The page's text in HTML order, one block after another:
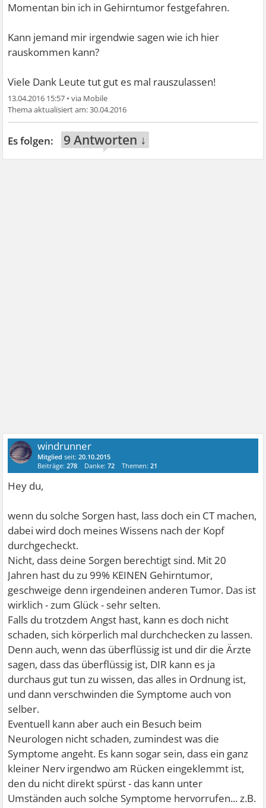
Momentan bin ich in Gehirntumor festgefahren.
Kann jemand mir irgendwie sagen wie ich hier
rauskommen kann?
Viele Dank Leute tut gut es mal rauszulassen!
13.04.2016 15:57 •
30.04.2016
9 Antworten ↓
windrunner
Mitglied seit:20.10.2015
Beiträge:278 Danke:72 Themen:21
Hey du,
wenn du solche Sorgen hast, lass doch ein CT machen,
dabei wird doch meines Wissens nach der Kopf
durchgecheckt.
Nicht, dass deine Sorgen berechtigt sind. Mit 20
Jahren hast du zu 99% KEINEN Gehirntumor,
geschweige denn irgendeinen anderen Tumor. Das ist
wirklich - zum Glück - sehr selten.
Falls du trotzdem Angst hast, kann es doch nicht
schaden, sich körperlich mal durchchecken zu lassen.
Denn auch, wenn das überflüssig ist und dir die Ärzte
sagen, dass das überflüssig ist, DIR kann es ja
durchaus gut tun zu wissen, das alles in Ordnung ist,
und dann verschwinden die Symptome auch von
selber.
Eventuell kann aber auch ein Besuch beim
Neurologen nicht schaden, zumindest was die
Symptome angeht. Es kann sogar sein, dass ein ganz
kleiner Nerv irgendwo am Rücken eingeklemmt ist,
den du nicht direkt spürst - das kann unter
Umständen auch solche Symptome hervorrufen... z.B.